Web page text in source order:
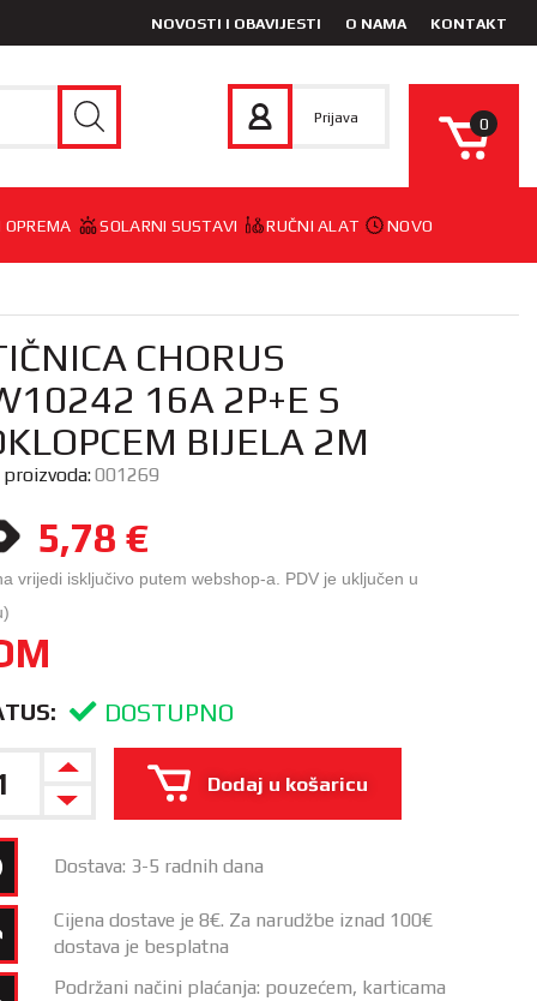
NOVOSTI I OBAVIJESTI O NAMA KONTAKT
Prijava 0
OPREMA SOLARNI SUSTAVI RUČNI ALAT NOVO
CHORUS
16A 2P+E S
BIJELA 2M
001269
5,78 €
vrijedi isključivo putem webshop-a. PDV je uključen u
DOSTUPNO
Dodaj u košaricu
Dostava: 3-5 radnih dana
Cijena dostave je 8€. Za narudžbe iznad 100€
dostava je besplatna
Podržani načini plaćanja: pouzećem, karticama